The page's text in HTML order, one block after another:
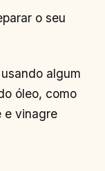
o seu
algum
óleo, como
e vinagre